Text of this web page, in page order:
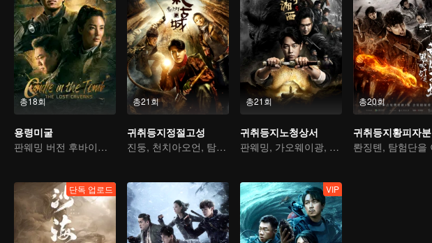
총18회
용령미굴
판웨밍 버전 후바이의 새로운 모험
총21회
귀취등지정절고성
진둥, 천치아오언, 탐험 여행기
총21회
귀취등지노청상서
판웨밍, 가오웨이광, 절벽에 떠있는 관의 비밀을 캐다
총20회
귀취등지황피자분
단독 업로드 VIP